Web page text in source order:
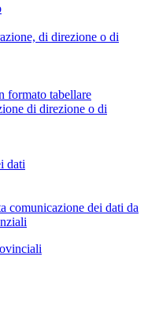
di direzione o di
formato tabellare
di direzione o di
dati
comunicazione dei dati da